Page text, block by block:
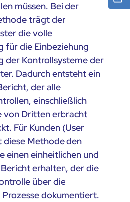
müssen. Bei der
trägt der
die volle
für die Einbeziehung
der Kontrollsysteme der
Dadurch entsteht ein
der alle
einschließlich
von Dritten erbracht
Für Kunden (User
diese Methode den
einen einheitlichen und
erhalten, der die
über die
dokumentiert.